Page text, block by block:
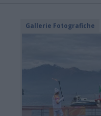
Gallerie Fotografiche